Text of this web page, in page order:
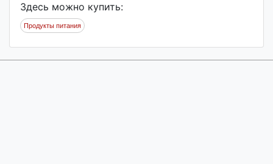
Здесь можно купить:
Продукты питания